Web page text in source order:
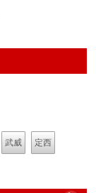
武威 定西